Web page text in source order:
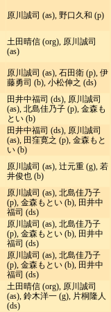
原川誠司 (as), 野口久和 (p)
土田晴信 (org), 原川誠司
(as)
原川誠司 (as), 石田衛 (p), 伊
藤勇司 (b), 小松伸之 (ds)
田井中福司 (ds), 原川誠司
(as), 北島佳乃子 (p), 金森も
とい (b)
田井中福司 (ds), 原川誠司
(as), 田窪寛之 (p), 金森もと
い (b)
原川誠司 (as), 辻元重 (g), 若
井俊也 (b)
原川誠司 (as), 北島佳乃子
(p), 金森もとい (b), 田井中
福司 (ds)
原川誠司 (as), 北島佳乃子
(p), 金森もとい (b), 田井中
福司 (ds)
原川誠司 (as), 北島佳乃子
(p), 金森もとい (b), 田井中
福司 (ds)
土田晴信 (org), 原川誠司
(as), 鈴木洋一 (g), 片桐隆人
(ds)